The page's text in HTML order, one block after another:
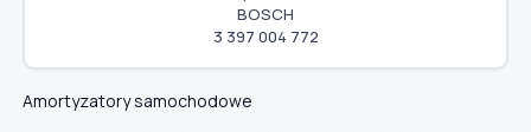
BOSCH
3 397 004 772
Amortyzatory samochodowe